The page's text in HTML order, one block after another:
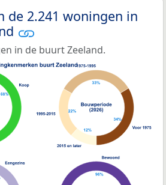
de 2.241 woningen in
in de buurt Zeeland.